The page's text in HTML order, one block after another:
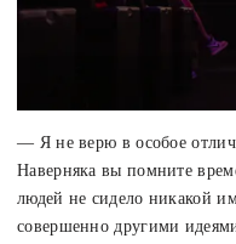
— Я не верю в особое
Наверняка вы помните
людей не сидело никакой
совершенно другими